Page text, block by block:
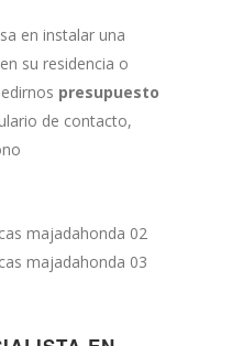
en instalar una
en su residencia o
presupuesto
de contacto,